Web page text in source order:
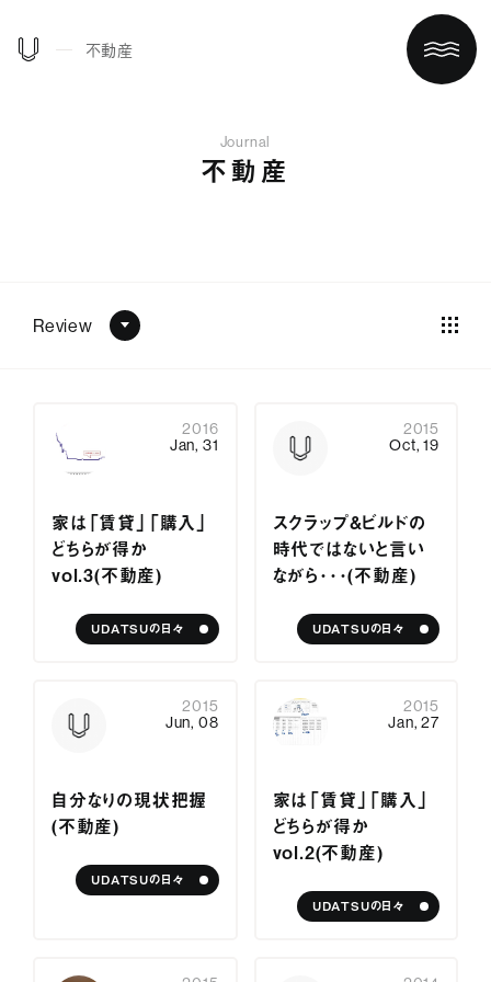
不動産
Journal
不動産
Review
2016
Jan, 31
家は「賃貸」「購入」
どちらが得か
vol.3（不動産）
UDATSUの日々
2015
Oct, 19
スクラップ＆ビルドの
時代ではないと言い
ながら・・・（不動産）
UDATSUの日々
2015
Jun, 08
自分なりの現状把握
（不動産）
UDATSUの日々
2015
Jan, 27
家は「賃貸」「購入」
どちらが得か
vol.2（不動産）
UDATSUの日々
買う/借りる
リノベする
サービス紹介
ジャーナル
お問い合わせ